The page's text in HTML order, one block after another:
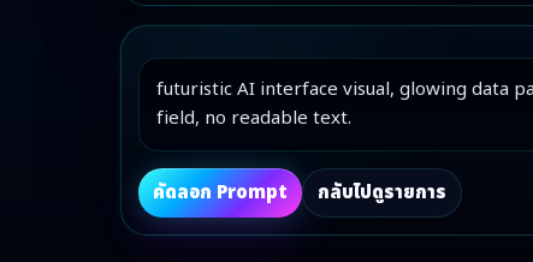
futuristic AI interface visual, glowing data
field, no readable text.
คัดลอก Prompt กลับไปดูรายการ